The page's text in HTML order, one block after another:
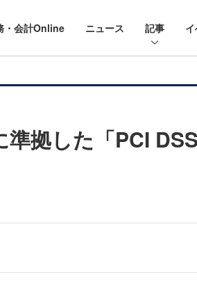
・会計Online ニュース 記事
拠した「PCI